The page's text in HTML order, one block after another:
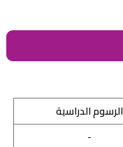
الرسوم الدراسية
-